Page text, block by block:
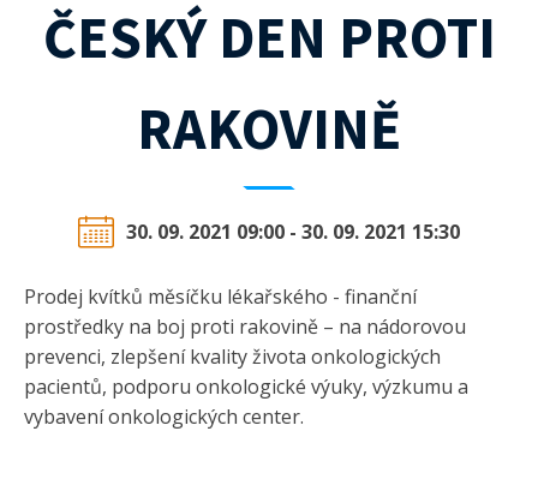
ČESKÝ DEN PROTI
RAKOVINĚ
30. 09. 2021 09:00 - 30. 09. 2021 15:30
Prodej kvítků měsíčku lékařského - finanční
prostředky na boj proti rakovině – na nádorovou
prevenci, zlepšení kvality života onkologických
pacientů, podporu onkologické výuky, výzkumu a
vybavení onkologických center.